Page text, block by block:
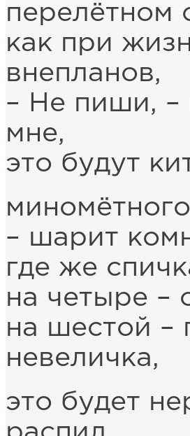
перелётном
как при
внепланов,
– Не пиши, –
мне,
это будут
– шарит
где же
на четыре –
на шестой –
невеличка,
это будет